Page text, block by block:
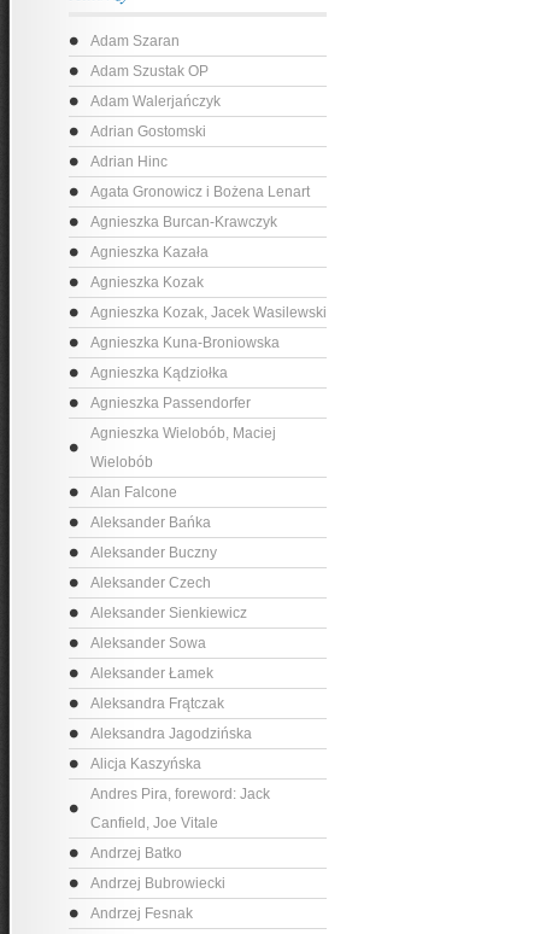
Adam Szaran
Adam Szustak OP
Adam Walerjańczyk
Adrian Gostomski
Adrian Hinc
Agata Gronowicz i Bożena Lenart
Agnieszka Burcan-Krawczyk
Agnieszka Kazała
Agnieszka Kozak
Agnieszka Kozak, Jacek Wasilewski
Agnieszka Kuna-Broniowska
Agnieszka Kądziołka
Agnieszka Passendorfer
Agnieszka Wielobób, Maciej
Wielobób
Alan Falcone
Aleksander Bańka
Aleksander Buczny
Aleksander Czech
Aleksander Sienkiewicz
Aleksander Sowa
Aleksander Łamek
Aleksandra Frątczak
Aleksandra Jagodzińska
Alicja Kaszyńska
Andres Pira, foreword: Jack
Canfield, Joe Vitale
Andrzej Batko
Andrzej Bubrowiecki
Andrzej Fesnak